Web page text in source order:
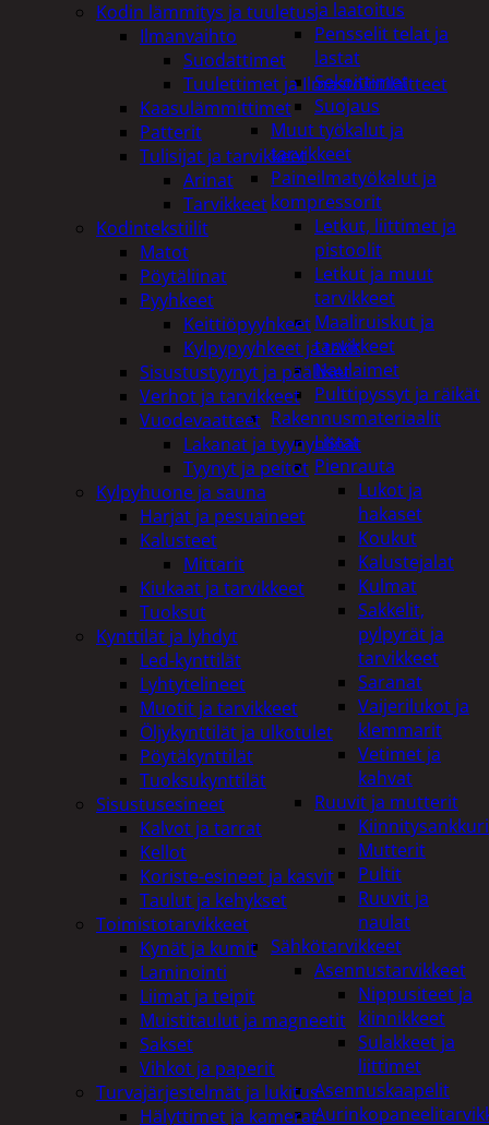
ja laatoitus
Pensselit telat ja
lastat
Sekoittimet
Suojaus
Muut työkalut ja
tarvikkeet
Paineilmatyökalut ja
kompressorit
Letkut, liittimet ja
pistoolit
Letkut ja muut
tarvikkeet
Maaliruiskut ja
tarvikkeet
Naulaimet
Pulttipyssyt ja räikät
Rakennusmateriaalit
Listat
Pienrauta
Lukot ja
hakaset
Koukut
Kalustejalat
Kulmat
Sakkelit,
pylpyrät ja
tarvikkeet
Saranat
Vaijerilukot ja
klemmarit
Vetimet ja
kahvat
Ruuvit ja mutterit
Mutterit
Pultit
Ruuvit ja
naulat
Sähkötarvikkeet
Asennustarvikkeet
Nippusiteet ja
kiinnikkeet
Sulakkeet ja
liittimet
Asennuskaapelit
Kodin lämmitys ja tuuletus
Ilmanvaihto
Suodattimet
Tuulettimet ja Ilmastointilaitteet
Kaasulämmittimet
Patterit
Tulisijat ja tarvikkeet
Arinat
Tarvikkeet
Kodintekstiilit
Matot
Pöytäliinat
Pyyhkeet
Keittiöpyyhkeet
Kylpypyyhkeet ja takit
Sisustustyynyt ja päälliset
Verhot ja tarvikkeet
Vuodevaatteet
Lakanat ja tyynynlinat
Tyynyt ja peitot
Kylpyhuone ja sauna
Harjat ja pesuaineet
Kalusteet
Mittarit
Kiukaat ja tarvikkeet
Tuoksut
Kynttilät ja lyhdyt
Led-kynttilät
Lyhtytelineet
Muotit ja tarvikkeet
Öljykynttilät ja ulkotulet
Pöytäkynttilät
Tuoksukynttilät
Sisustusesineet
Kalvot ja tarrat
Kellot
Koriste-esineet ja kasvit
Taulut ja kehykset
Toimistotarvikkeet
Kynät ja kumit
Laminointi
Liimat ja teipit
Muistitaulut ja magneetit
Sakset
Vihkot ja paperit
Turvajärjestelmät ja lukitus
Hälyttimet ja kamerat